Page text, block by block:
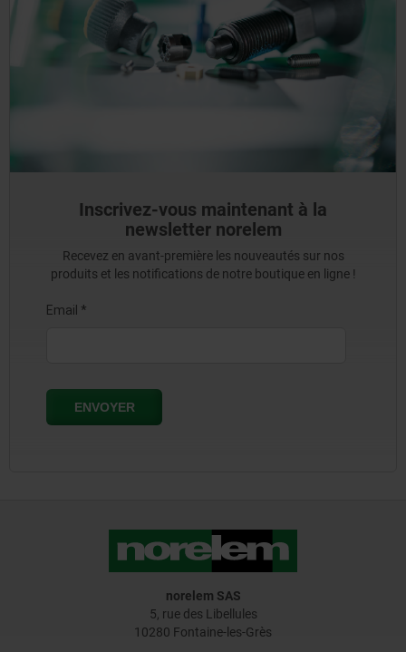
Inscrivez-vous maintenant à la
newsletter norelem
Recevez en avant-première les nouveautés sur nos
produits et les notifications de notre boutique en ligne !
norelem SAS
5, rue des Libellules
10280 Fontaine-les-Grès